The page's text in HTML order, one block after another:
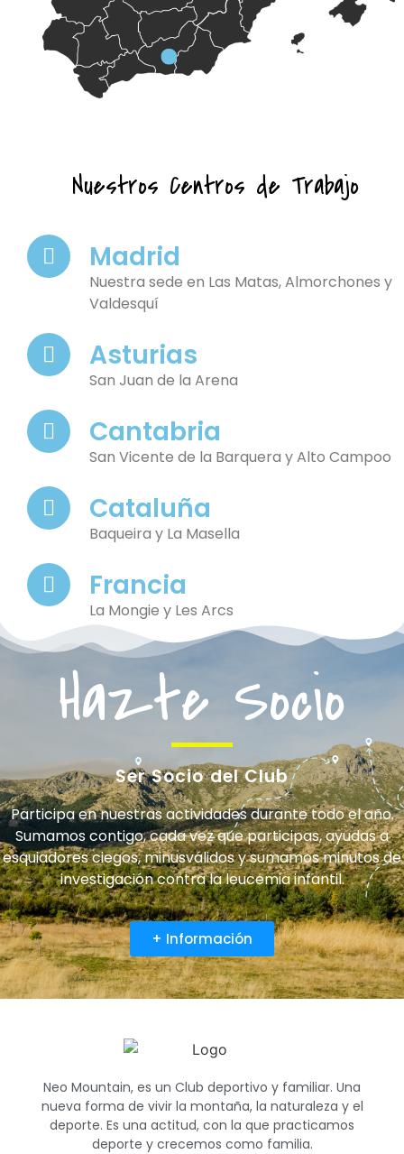
Nuestros Centros de Trabajo
Madrid
Nuestra sede en Las Matas, Almorchones y
Valdesquí
Asturias
San Juan de la Arena
Cantabria
San Vicente de la Barquera y Alto Campoo
Cataluña
Baqueira y La Masella
Francia
La Mongie y Les Arcs
Hazte Socio
Ser Socio del Club
Participa en nuestras actividades durante todo el año.
Sumamos contigo, cada vez que participas, ayudas a
esquiadores ciegos, minusválidos y sumamos minutos de
investigación contra la leucemia infantil.
+ Información
Neo Mountain, es un Club deportivo y familiar. Una
nueva forma de vivir la montaña, la naturaleza y el
deporte. Es una actitud, con la que practicamos
deporte y crecemos como familia.